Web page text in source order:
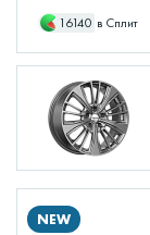
16140 в Сплит
NEW